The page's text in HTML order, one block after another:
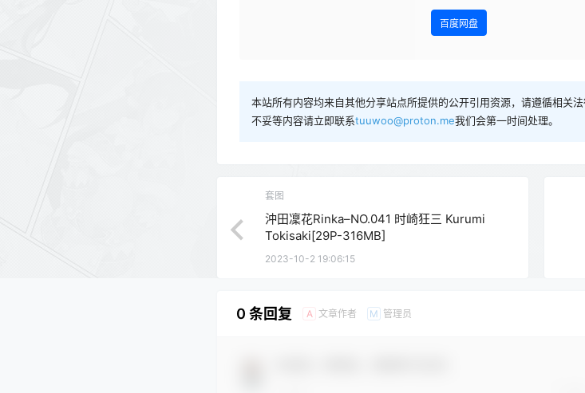
百度网盘
本站所有内容均来自其他分享站点所提供的公开引用资源，请遵循相关
不妥等内容请立即联系tuuwoo@proton.me我们会第一时间处理。
套图
沖田凜花Rinka–NO.041 时崎狂三 Kurumi
Tokisaki[29P-316MB]
2023-10-2 19:06:15
0 条回复 A 文章作者 M 管理员